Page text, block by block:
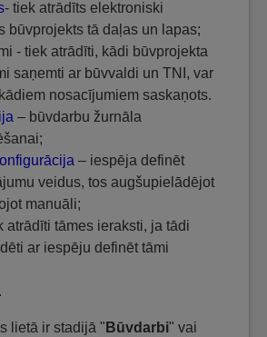
- tiek atrādīts elektroniski
būvprojekts tā daļas un lapas;
- tiek atrādīti, kādi būvprojekta
saņemti ar būvvaldi un TNI, var
nosacījumiem saskaņots.
– būvdarbu žurnāla
– iespēja definēt
veidus, tos augšupielādējot
manuāli;
atrādīti tāmes ieraksti, ja tādi
ar iespēju definēt tāmi
.
lietā ir stadijā " Būvdarbi" vai